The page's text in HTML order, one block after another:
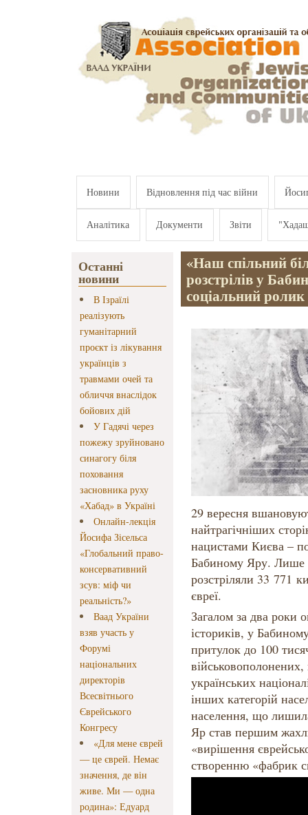
Новини Відновлення під час війни
Аналітика Документи Звіти
Останні
новини
В Ізраїлі
реалізують
гуманітарний
проєкт із лікування
українців з
травмами очей та
обличчя внаслідок
бойових дій
У Гадячі через
пожежу зруйновано
синагогу біля
поховання
засновника руху
«Хабад» в Україні
Онлайн-лекція
Йосифа Зісельса
«Глобальний право-
консервативний
зсув: міф чи
реальність?»
Ваад України
взяв участь у
Форумі
національних
директорів
Всесвітнього
Єврейського
Конгресу
«Для мене єврей
— це єврей. Немає
значення, де він
живе. Ми — одна
родина»: Едуард
«Наш спільний
розстрілів у
соціальний ролик
29 вересня
найтрагічніших
нацистами Києва –
Бабиному Яру. Лише
розстріляли 33 771
євреї.
Загалом за два роки
істориків, у
притулок до 100
військовополонених,
українських
інших категорій
населення, що
Яр став першим
«вирішення
створенню «фабрик